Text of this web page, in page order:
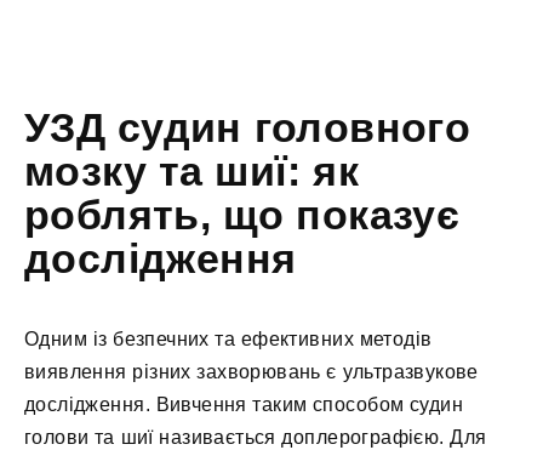
УЗД судин головного
мозку та шиї: як
роблять, що показує
дослідження
Одним із безпечних та ефективних методів
виявлення різних захворювань є ультразвукове
дослідження. Вивчення таким способом судин
голови та шиї називається доплерографією. Для